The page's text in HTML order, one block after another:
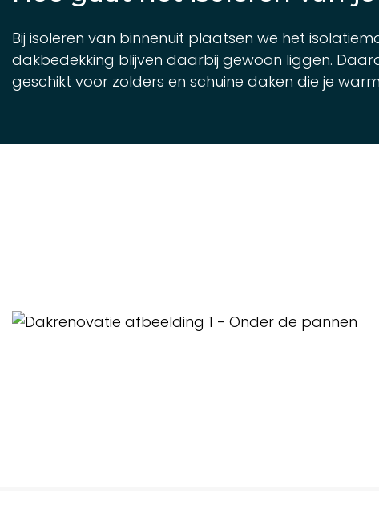
Bij isoleren van binnenuit plaatsen we het
dakbedekking blijven daarbij gewoon liggen.
geschikt voor zolders en schuine daken die je